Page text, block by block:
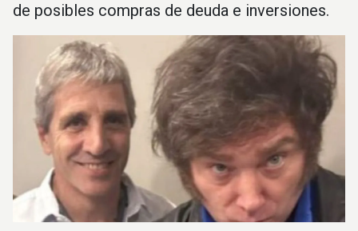
de posibles compras de deuda e inversiones.